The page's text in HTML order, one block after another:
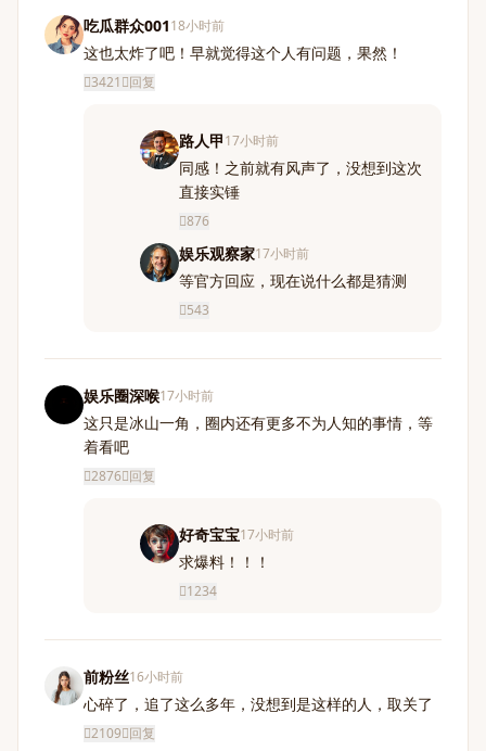
吃瓜群众00118小时前
这也太炸了吧！早就觉得这个人有问题，果然！
3421 回复
路人甲17小时前
同感！之前就有风声了，没想到这次
直接实锤
876
娱乐观察家17小时前
等官方回应，现在说什么都是猜测
543
娱乐圈深喉17小时前
这只是冰山一角，圈内还有更多不为人知的事情，等
着看吧
2876 回复
好奇宝宝17小时前
求爆料！！！
1234
前粉丝16小时前
心碎了，追了这么多年，没想到是这样的人，取关了
2109 回复